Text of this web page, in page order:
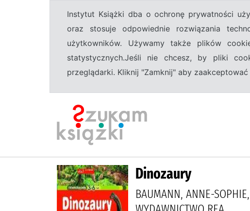
Instytut Książki dba o ochronę prywatności
oraz stosuje odpowiednie rozwiązania
użytkowników. Używamy także plików
statystycznych.Jeśli nie chcesz, by pliki
przeglądarki. Kliknij "Zamknij" aby
Dinozaury
BAUMANN, ANNE-